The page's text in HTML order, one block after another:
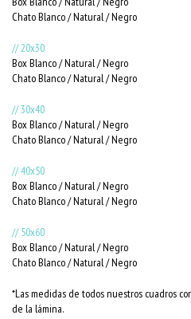
Chato Blanco / Natural / Negro
// 20x30
Box Blanco / Natural / Negro
Chato Blanco / Natural / Negro
// 30x40
Box Blanco / Natural / Negro
Chato Blanco / Natural / Negro
// 40x50
Box Blanco / Natural / Negro
Chato Blanco / Natural / Negro
// 50x60
Box Blanco / Natural / Negro
Chato Blanco / Natural / Negro
*Las medidas de todos nuestros cuadros
de la lámina.